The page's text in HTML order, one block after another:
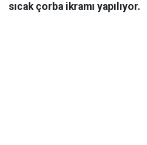
sıcak çorba ikramı yapılıyor.